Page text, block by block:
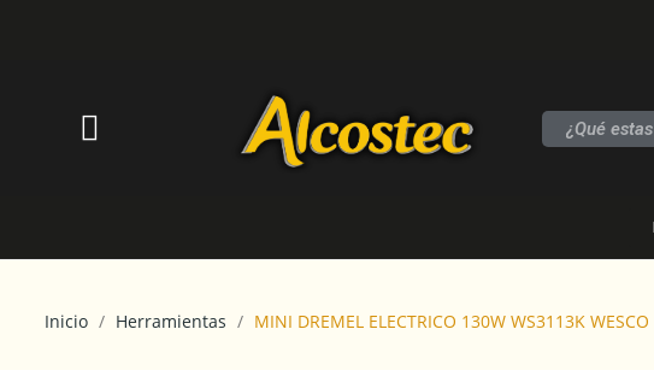
Inicio Herramientas MINI DREMEL ELECTRICO 130W WS3113K WESCO